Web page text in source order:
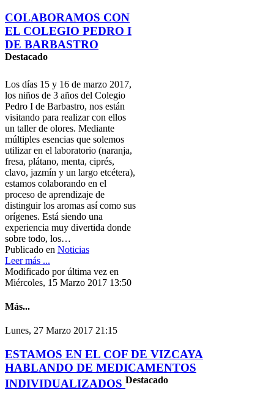
COLABORAMOS CON
EL COLEGIO PEDRO I
DE BARBASTRO
Destacado
Los días 15 y 16 de marzo 2017,
los niños de 3 años del Colegio
Pedro I de Barbastro, nos están
visitando para realizar con ellos
un taller de olores. Mediante
múltiples esencias que solemos
utilizar en el laboratorio (naranja,
fresa, plátano, menta, ciprés,
clavo, jazmín y un largo etcétera),
estamos colaborando en el
proceso de aprendizaje de
distinguir los aromas así como sus
orígenes. Está siendo una
experiencia muy divertida donde
sobre todo, los…
Publicado en Noticias
Leer más ...
Modificado por última vez en
Miércoles, 15 Marzo 2017 13:50
Más...
Lunes, 27 Marzo 2017 21:15
ESTAMOS EN EL COF DE VIZCAYA
HABLANDO DE MEDICAMENTOS
INDIVIDUALIZADOS Destacado